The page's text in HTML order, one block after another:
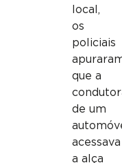
local,
os
policiais
que a
de um
acessava
a alça